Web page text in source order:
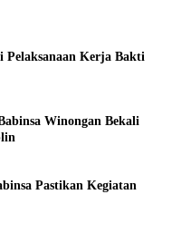
Pelaksanaan Kerja Bakti
Winongan Bekali
Pastikan Kegiatan